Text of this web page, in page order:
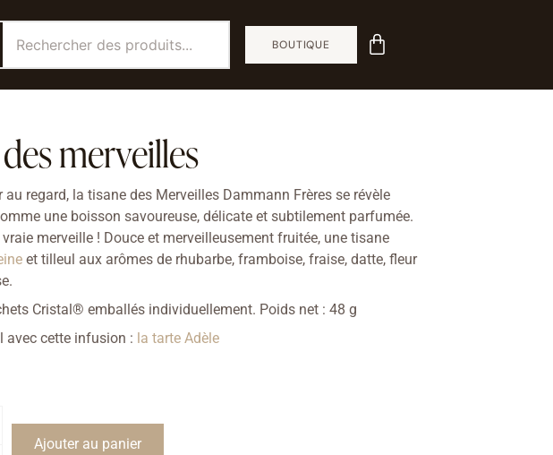
BOUTIQUE
merveilles
regard, la tisane des Merveilles Dammann Frères se révèle
une boisson savoureuse, délicate et subtilement parfumée.
merveille ! Douce et merveilleusement fruitée, une tisane
et tilleul aux arômes de rhubarbe, framboise, fraise, datte, fleur
Cristal® emballés individuellement. Poids net : 48 g
avec cette infusion : la tarte Adèle
Ajouter au panier